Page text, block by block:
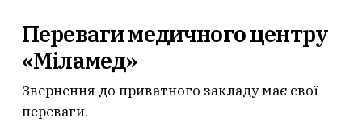
Переваги медичного центру
«Міламед»
Звернення до приватного закладу має свої
переваги.